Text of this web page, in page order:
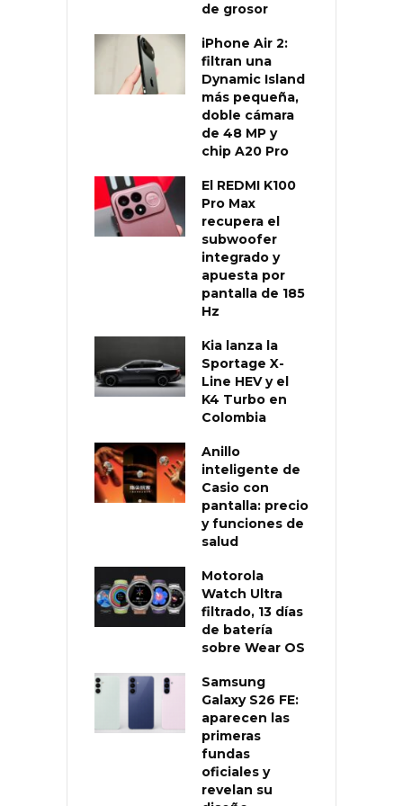
de grosor
iPhone Air 2:
filtran una
Dynamic Island
más pequeña,
doble cámara
de 48 MP y
chip A20 Pro
El REDMI K100
Pro Max
recupera el
subwoofer
integrado y
apuesta por
pantalla de 185
Hz
Kia lanza la
Sportage X-
Line HEV y el
K4 Turbo en
Colombia
Anillo
inteligente de
Casio con
pantalla: precio
y funciones de
salud
Motorola
Watch Ultra
filtrado, 13 días
de batería
sobre Wear OS
Samsung
Galaxy S26 FE:
aparecen las
primeras
fundas
oficiales y
revelan su